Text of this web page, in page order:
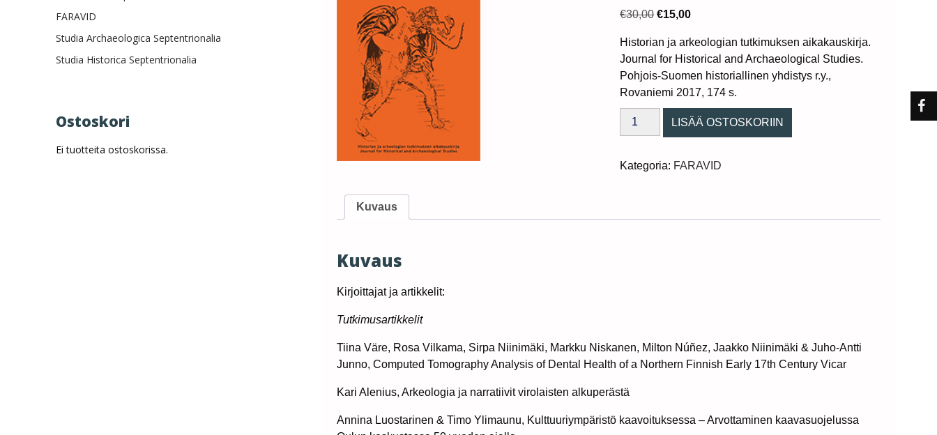
€30,00 Original
was:
€30,00.
€15,00Current
is:
€15,00.
Historian ja arkeologian tutkimuksen aikakauskirja.
Journal for Historical and Archaeological Studies.
Pohjois-Suomen historiallinen yhdistys r.y.,
Rovaniemi 2017, 174 s.
43/2017
quantity
LISÄÄ OSTOSKORIIN
Kategoria: FARAVID
Kuvaus
Kuvaus
Kirjoittajat ja artikkelit:
Tutkimusartikkelit
Tiina Väre, Rosa Vilkama, Sirpa Niinimäki, Markku Niskanen, Milton Núñez, Jaakko Niinimäki & Juho-Antti
Junno, Computed Tomography Analysis of Dental Health of a Northern Finnish Early 17th Century Vicar
Kari Alenius, Arkeologia ja narratiivit virolaisten alkuperästä
Annina Luostarinen & Timo Ylimaunu, Kulttuuriympäristö kaavoituksessa – Arvottaminen kaavasuojelussa
FARAVID
Studia Archaeologica Septentrionalia
Studia Historica Septentrionalia
Ostoskori
Ei tuotteita ostoskorissa.